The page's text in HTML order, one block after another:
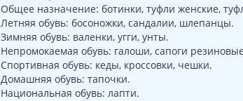
Общее назначение: ботинки, туфли женские,
Летняя обувь: босоножки, сандалии, шлепанцы.
Зимняя обувь: валенки, угги, унты.
Непромокаемая обувь: галоши, сапоги
Спортивная обувь: кеды, кроссовки, чешки.
Домашняя обувь: тапочки.
Национальная обувь: лапти.